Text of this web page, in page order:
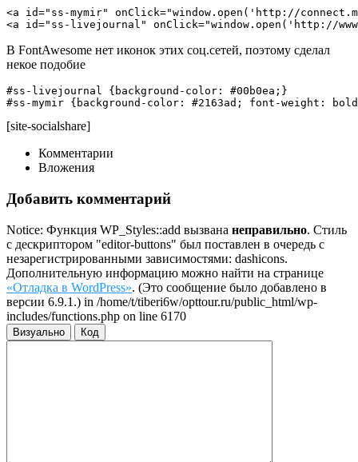
<a id="ss-mymir" onClick="window.open('http://
<a id="ss-livejournal" onClick="window.open('http://
В FontAwesome нет иконок этих соц.сетей, поэтому сделал
некое подобие
#ss-livejournal {background-color: #00b0ea;}
#ss-mymir {background-color: #2163ad; font-weight:
[site-socialshare]
Комментарии
Вложения
Добавить комментарий
Notice: Функция WP_Styles::add вызвана неправильно. Стиль
с дескриптором "editor-buttons" был поставлен в очередь с
незарегистрированными зависимостями: dashicons.
Дополнительную информацию можно найти на странице
«Отладка в WordPress». (Это сообщение было добавлено в
версии 6.9.1.) in /home/t/tiberi6w/opttour.ru/public_html/wp-
includes/functions.php on line 6170
Визуально Код